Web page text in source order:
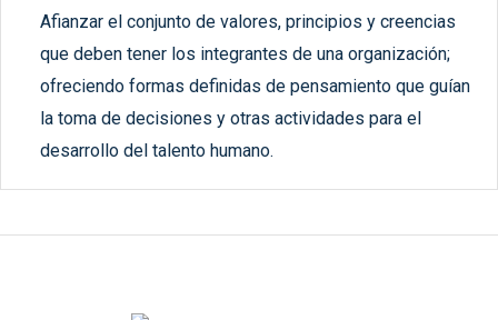
Afianzar el conjunto de valores, principios y creencias
que deben tener los integrantes de una organización;
ofreciendo formas definidas de pensamiento que guían
la toma de decisiones y otras actividades para el
desarrollo del talento humano.